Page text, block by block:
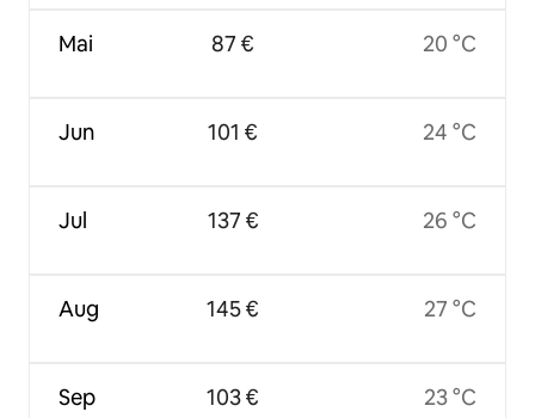
Mai
Jun
Jul
Aug
Sep
87 €
101 €
137 €
145 €
103 €
20 °C
24 °C
26 °C
27 °C
23 °C